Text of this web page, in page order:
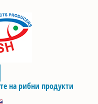
на рибни продукти